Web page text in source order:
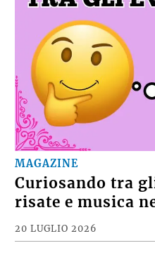
MAGAZINE
Curiosando tra
risate e musica
20 LUGLIO 2026